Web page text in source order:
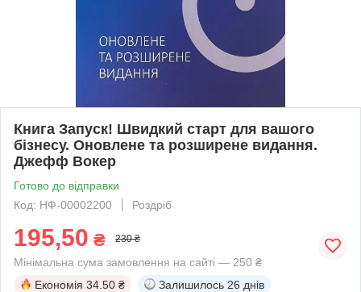
Книга Запуск! Швидкий старт для вашого
бізнесу. Оновлене та розширене видання.
Джефф Вокер
Готово до відправки
Код: НФ-00002200
Роздріб
195,50 ₴ 230 ₴
Мінімальна сума замовлення на сайті — 250 ₴
Економія 34.50 ₴ Залишилось 26 днів